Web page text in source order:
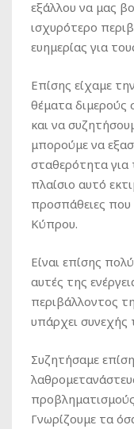
εξάλλου να μας
ισχυρότερο
ευημερίας για
Επίσης είχαμε
θέματα διμερούς
και να
μπορούμε να
σταθερότητα για
πλαίσιο αυτό
προσπάθειες που
Κύπρου.
Είναι επίσης
αυτές της
περιβάλλοντος
υπάρχει συνεχής
Συζητήσαμε
Γνωρίζουμε τα